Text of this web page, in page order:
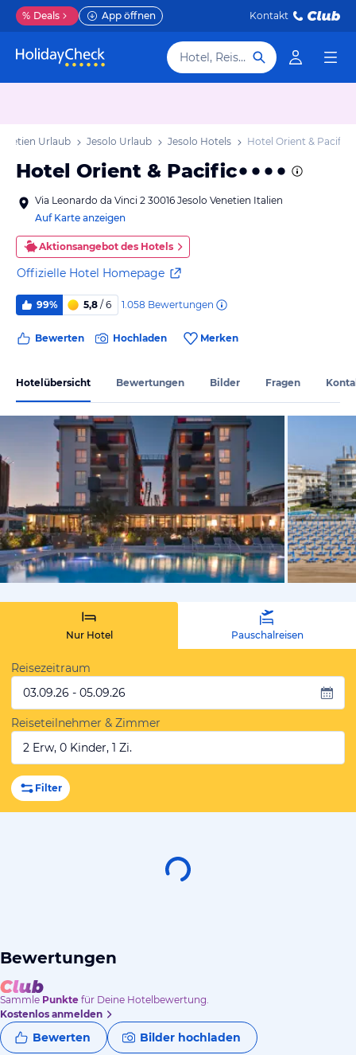
% Deals App öffnen Kontakt
Hotel, Reiseziel
Urlaub Jesolo Urlaub Jesolo Hotels Hotel Orient & Pacific
Hotel Orient & Pacific
Via Leonardo da Vinci 2 30016 Jesolo Venetien Italien
Auf Karte anzeigen
Aktionsangebot des Hotels
Offizielle Hotel Homepage
99% 5,8 / 6 1.058 Bewertungen
Bewerten Hochladen Merken
Hotelübersicht Bewertungen Bilder Fragen
vom
Nur Hotel Pauschalreisen
Reisezeitraum
03.09.26 - 05.09.26
Reiseteilnehmer & Zimmer
2 Erw, 0 Kinder, 1 Zi.
Filter
Bewertungen
Sammle Punkte für Deine Hotelbewertung.
Kostenlos anmelden
Bewerten Bilder hochladen